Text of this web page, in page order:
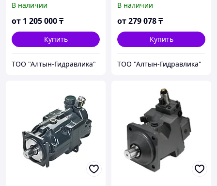
Danfoss / Sauer-Danfoss
EHi 40
В наличии
от 1 205 000₸
Купить
ТОО "Алтын-Гидравлика"
В наличии
от279 078₸
Купить
ТОО "Алтын-Гидравлика"